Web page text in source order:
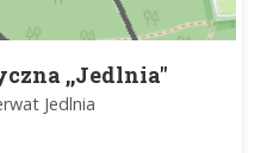
,,Jedlnia"
Jedlnia